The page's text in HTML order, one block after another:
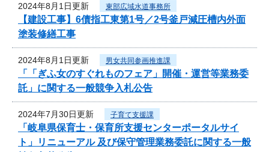
2024年8月1日更新 東部広域水道事務所
【建設工事】6債指工東第1号／2号釜戸減圧槽内外面
塗装修繕工事
2024年8月1日更新 男女共同参画推進課
「「ぎふ女のすぐれものフェア」開催・運営等業務委
託」に関する一般競争入札公告
2024年7月30日更新 子育て支援課
「岐阜県保育士・保育所支援センターポータルサイ
ト」リニューアル 及び保守管理業務委託に関する一般